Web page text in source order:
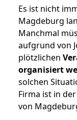
Es ist nicht
Magdeburg
Manchmal
aufgrund von
plötzlichen
organisiert
solchen
Firma ist in
von